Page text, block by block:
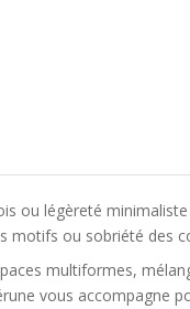
ou légèreté
motifs ou sobriété des
multiformes,
vous accompagne